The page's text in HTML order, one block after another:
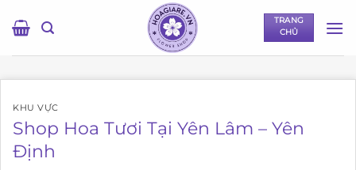
qua
TRANG
CHỦ
KHU VỰC
Shop Hoa Tươi Tại Yên Lâm – Yên
Định